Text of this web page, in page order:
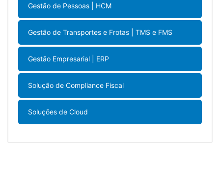
Gestão de Pessoas | HCM
Gestão de Transportes e Frotas | TMS e FMS
Gestão Empresarial | ERP
Solução de Compliance Fiscal
Soluções de Cloud